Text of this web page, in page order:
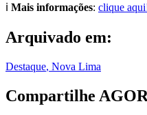
ℹ️ Mais informações: clique
Arquivado em:
Destaque, Nova Lima
Compartilhe